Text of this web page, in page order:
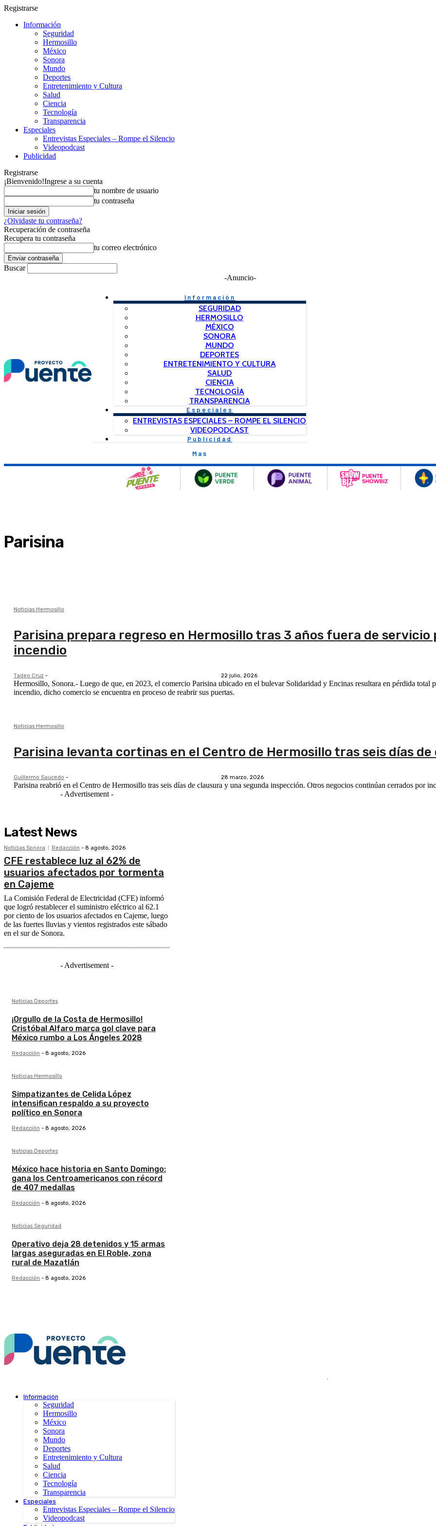
Registrarse
Información
Seguridad
Hermosillo
México
Sonora
Mundo
Deportes
Entretenimiento y Cultura
Salud
Ciencia
Tecnología
Transparencia
Especiales
Entrevistas Especiales – Rompe el Silencio
Videopodcast
Publicidad
Registrarse
¡Bienvenido!Ingrese a su cuenta
tu nombre de usuario
tu contraseña
¿Olvidaste tu contraseña?
Recuperación de contraseña
Recupera tu contraseña
tu correo electrónico
Buscar
-Anuncio-
Información
SEGURIDAD
HERMOSILLO
MÉXICO
SONORA
MUNDO
DEPORTES
ENTRETENIMIENTO Y CULTURA
SALUD
CIENCIA
TECNOLOGÍA
TRANSPARENCIA
Especiales
ENTREVISTAS ESPECIALES – ROMPE EL SILENCIO
VIDEOPODCAST
Publicidad
Mas
Parisina
Noticias Hermosillo
Parisina prepara regreso en Hermosillo tras 3 años fuera de servicio
incendio
Tadeo Cruz - 22 julio, 2026
Hermosillo, Sonora.- Luego de que, en 2023, el comercio Parisina ubicado en el bulevar Solidaridad y Encinas resultara en pérdida total
incendio, dicho comercio se encuentra en proceso de reabrir sus puertas.
Noticias Hermosillo
Parisina levanta cortinas en el Centro de Hermosillo tras seis días
Guillermo Saucedo - 28 marzo, 2026
Parisina reabrió en el Centro de Hermosillo tras seis días de clausura y una segunda inspección. Otros negocios continúan cerrados por
- Advertisement -
Latest News
Noticias Sonora Redacción - 8 agosto, 2026
CFE restablece luz al 62% de
usuarios afectados por tormenta
en Cajeme
La Comisión Federal de Electricidad (CFE) informó
que logró restablecer el suministro eléctrico al 62.1
por ciento de los usuarios afectados en Cajeme, luego
de las fuertes lluvias y vientos registrados este sábado
en el sur de Sonora.
- Advertisement -
Noticias Deportes
¡Orgullo de la Costa de Hermosillo!
Cristóbal Alfaro marca gol clave para
México rumbo a Los Ángeles 2028
Redacción - 8 agosto, 2026
Noticias Hermosillo
Simpatizantes de Celida López
intensifican respaldo a su proyecto
político en Sonora
Redacción - 8 agosto, 2026
Noticias Deportes
México hace historia en Santo Domingo:
gana los Centroamericanos con récord
de 407 medallas
Redacción - 8 agosto, 2026
Noticias Seguridad
Operativo deja 28 detenidos y 15 armas
largas aseguradas en El Roble, zona
rural de Mazatlán
Redacción - 8 agosto, 2026
.
Información
Seguridad
Hermosillo
México
Sonora
Mundo
Deportes
Entretenimiento y Cultura
Salud
Ciencia
Tecnología
Transparencia
Especiales
Entrevistas Especiales – Rompe el Silencio
Videopodcast